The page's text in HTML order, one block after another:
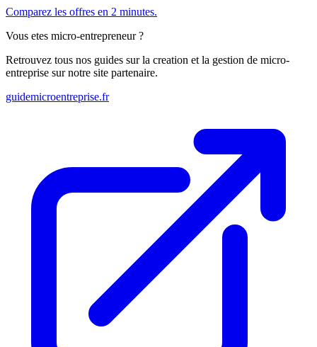
Comparez les offres en 2 minutes.
Vous etes micro-entrepreneur ?
Retrouvez tous nos guides sur la creation et la gestion de micro-
entreprise sur notre site partenaire.
guidemicroentreprise.fr